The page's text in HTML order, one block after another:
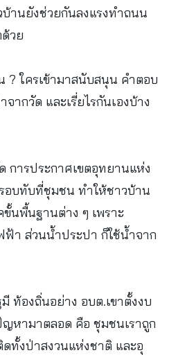
านยังช่วยกันลงแรงทำถนน
วย
? ใครเข้ามาสนับสนุน คำตอบ
ากวัด และเรี่ยไรกันเองบ้าง
การประกาศเขตอุทยานแห่ง
อบทับที่ชุมชน ทำให้ชาวบ้าน
นพื้นฐานต่าง ๆ เพราะ
า ส่วนน้ำประปา ก็ใช้น้ำจาก
ท้องถิ่นอย่าง อบต.เขาตั้งงบ
หามาตลอด คือ ชุมชนเราถูก
ทั้งป่าสงวนแห่งชาติ และอุ